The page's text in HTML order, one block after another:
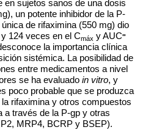
en sujetos sanos de una dosis
un potente inhibidor de la P-
de rifaximina (550 mg) dio
124 veces en el Cmáx y AUC∞
la importancia clínica
sistémica. La posibilidad de
entre medicamentos a nivel
se ha evaluado in vitro, y
poco probable que se produzca
rifaximina y otros compuestos
a través de la P-gp y otras
MRP4, BCRP y BSEP).